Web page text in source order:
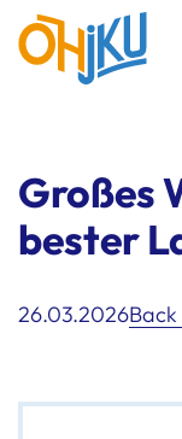
Großes
bester
26.03.2026